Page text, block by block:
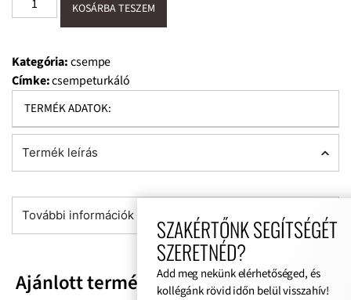
KOSÁRBA TESZEM
Kategória:csempe
Címke:csempeturkáló
TERMÉK ADATOK:
Termék leírás
További információk
Ajánlott termékek
SZAKÉRTŐNK SEGÍTSÉGÉT
SZERETNÉD?
Add meg nekünk elérhetőséged, és
kollégánk rövid időn belül visszahív!